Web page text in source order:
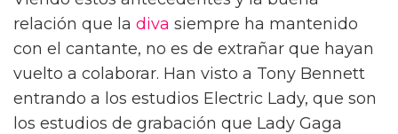
relación que la diva siempre ha mantenido
con el cantante, no es de extrañar que hayan
vuelto a colaborar. Han visto a Tony Bennett
entrando a los estudios Electric Lady, que son
los estudios de grabación que Lady Gaga